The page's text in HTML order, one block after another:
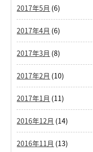
2017年5月 (6)
2017年4月 (6)
2017年3月 (8)
2017年2月 (10)
2017年1月 (11)
2016年12月 (14)
2016年11月 (13)